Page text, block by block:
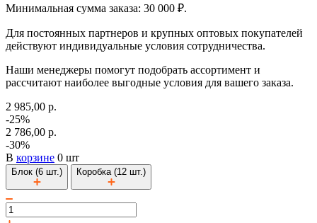
Минимальная сумма заказа: 30 000 ₽.
Для постоянных партнеров и крупных оптовых покупателей
действуют индивидуальные условия сотрудничества.
Наши менеджеры помогут подобрать ассортимент и
рассчитают наиболее выгодные условия для вашего заказа.
2 985,00 р.
-25%
2 786,00 р.
-30%
В корзине 0 шт
Блок (6 шт.) Коробка (12 шт.)